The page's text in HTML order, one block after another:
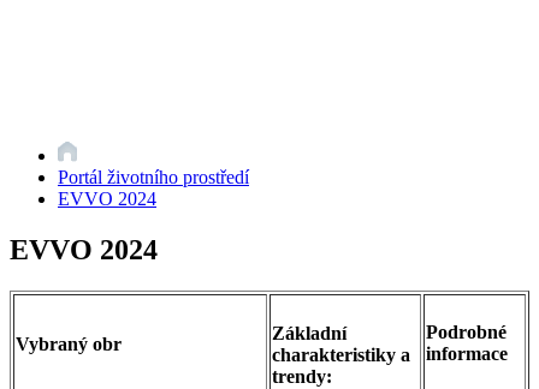
Portál životního prostředí
EVVO 2024
EVVO 2024
Vybraný obr
Základní
charakteristiky a
trendy:
Podrobné
informace